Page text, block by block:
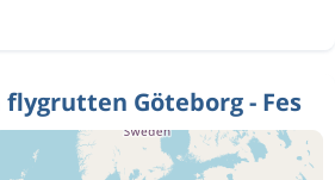
Göteborg - Fes